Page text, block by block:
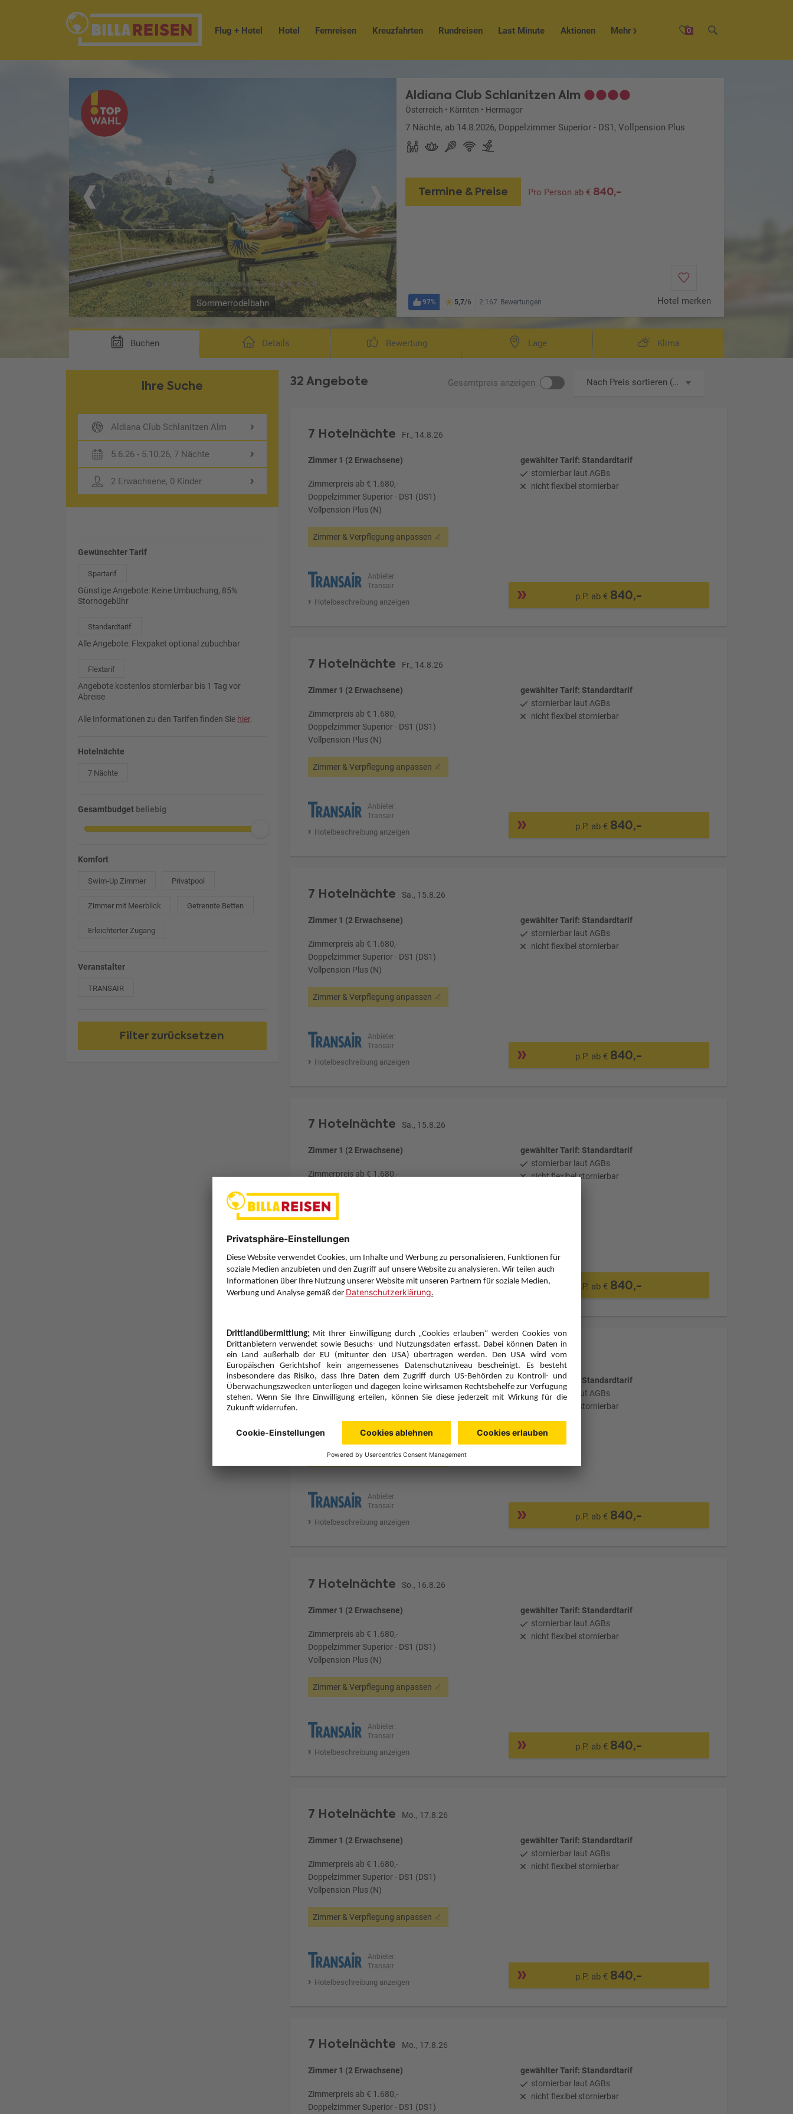
0
Flug + Hotel Hotel Fernreisen Kreuzfahrten Rundreisen Last Minute Aktionen Mehr
Sommerrodelbahn
Aldiana Club Schlanitzen Alm
Österreich • Kärnten • Hermagor
7 Nächte, ab 14.8.2026, Doppelzimmer Superior - DS1, Vollpension Plus
Termine & Preise Pro Person ab €840,-
97% 5,7/6 2.167 Bewertungen Hotel merken
Buchen Details Bewertung Lage Klima
Ihre Suche
Aldiana Club Schlanitzen Alm
5.6.26 - 5.10.26, 7 Nächte
2 Erwachsene, 0 Kinder
Gewünschter Tarif
Spartarif
Günstige Angebote: Keine Umbuchung, 85%
Stornogebühr
Standardtarif
Alle Angebote: Flexpaket optional zubuchbar
Flextarif
Angebote kostenlos stornierbar bis 1 Tag vor
Abreise
Alle Informationen zu den Tarifen finden Sie hier.
Hotelnächte
7 Nächte
Gesamtbudget beliebig
Komfort
Swim-Up Zimmer Privatpool
Zimmer mit Meerblick Getrennte Betten
Erleichterter Zugang
Veranstalter
TRANSAIR
Filter zurücksetzen
32 Angebote Gesamtpreis anzeigen Nach Preis sortieren (aufsteigend)
7 Hotelnächte Fr., 14.8.26
Zimmer 1 (2 Erwachsene)
Zimmerpreis ab € 1.680,-
Doppelzimmer Superior - DS1 (DS1)
Vollpension Plus (N)
Zimmer & Verpflegung anpassen
gewählter Tarif: Standardtarif
stornierbar laut AGBs
nicht flexibel stornierbar
Anbieter:
Transair
Hotelbeschreibung anzeigen
p.P. ab € 840,-
7 Hotelnächte Fr., 14.8.26
Zimmer 1 (2 Erwachsene)
Zimmerpreis ab € 1.680,-
Doppelzimmer Superior - DS1 (DS1)
Vollpension Plus (N)
Zimmer & Verpflegung anpassen
gewählter Tarif: Standardtarif
stornierbar laut AGBs
nicht flexibel stornierbar
Anbieter:
Transair
Hotelbeschreibung anzeigen
p.P. ab € 840,-
7 Hotelnächte Sa., 15.8.26
Zimmer 1 (2 Erwachsene)
Zimmerpreis ab € 1.680,-
Doppelzimmer Superior - DS1 (DS1)
Vollpension Plus (N)
Zimmer & Verpflegung anpassen
gewählter Tarif: Standardtarif
stornierbar laut AGBs
nicht flexibel stornierbar
Anbieter:
Transair
Hotelbeschreibung anzeigen
p.P. ab € 840,-
7 Hotelnächte Sa., 15.8.26
Zimmer 1 (2 Erwachsene)
Zimmerpreis ab € 1.680,-
Vollpension Plus (N)
gewählter Tarif: Standardtarif
stornierbar laut AGBs
nicht flexibel stornierbar
Anbieter:
Transair
Hotelbeschreibung anzeigen
p.P. ab € 840,-
7 Hotelnächte So., 16.8.26
Zimmer 1 (2 Erwachsene)
Zimmerpreis ab € 1.680,-
Vollpension Plus (N)
Zimmer & Verpflegung anpassen
gewählter Tarif: Standardtarif
stornierbar laut AGBs
nicht flexibel stornierbar
Anbieter:
Transair
Hotelbeschreibung anzeigen
p.P. ab € 840,-
7 Hotelnächte So., 16.8.26
Zimmer 1 (2 Erwachsene)
Zimmerpreis ab € 1.680,-
Doppelzimmer Superior - DS1 (DS1)
Vollpension Plus (N)
Zimmer & Verpflegung anpassen
gewählter Tarif: Standardtarif
stornierbar laut AGBs
nicht flexibel stornierbar
Anbieter:
Transair
Hotelbeschreibung anzeigen
p.P. ab € 840,-
7 Hotelnächte Mo., 17.8.26
Zimmer 1 (2 Erwachsene)
Zimmerpreis ab € 1.680,-
Doppelzimmer Superior - DS1 (DS1)
Vollpension Plus (N)
Zimmer & Verpflegung anpassen
gewählter Tarif: Standardtarif
stornierbar laut AGBs
nicht flexibel stornierbar
Anbieter:
Transair
Hotelbeschreibung anzeigen
p.P. ab € 840,-
7 Hotelnächte Mo., 17.8.26
Zimmer 1 (2 Erwachsene)
Zimmerpreis ab € 1.680,-
Doppelzimmer Superior - DS1 (DS1)
gewählter Tarif: Standardtarif
stornierbar laut AGBs
nicht flexibel stornierbar